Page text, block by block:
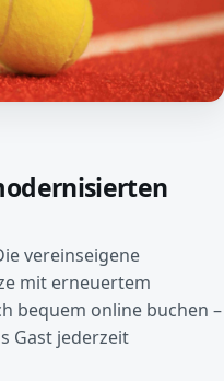
vereinseigene
mit erneuertem
bequem online buchen –
Gast jederzeit